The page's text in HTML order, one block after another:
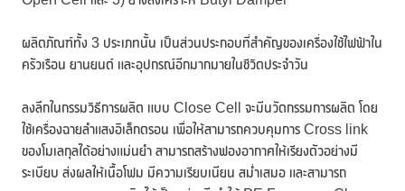
ผลิตภัณฑ์ทั้ง 3 ประเภทนั้น เป็นส่วนประกอบที่สำคัญของเครื่องใช้ไฟฟ้าใน
ครัวเรือน ยานยนต์ และอุปกรณ์อีกมากมายในชีวิตประจำวัน
ลงลึกในกรรมวิธีการผลิต แบบ Close Cell จะมีนวัตกรรมการผลิต โดย
ใช้เครื่องฉายลำแสงอิเล็กตรอน เพื่อให้สามารถควบคุมการ Cross link
ของโมเลกุลได้อย่างแม่นยำ สามารถสร้างฟองอากาศให้เรียงตัวอย่างมี
ระเบียบ ส่งผลให้เนื้อโฟม มีความเรียบเนียน สม่ำเสมอ และสามารถ